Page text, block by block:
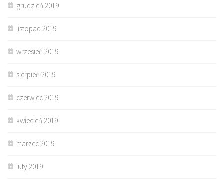
grudzień 2019
listopad 2019
wrzesień 2019
sierpień 2019
czerwiec 2019
kwiecień 2019
marzec 2019
luty 2019